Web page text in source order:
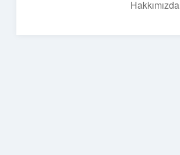
Hakkımızda